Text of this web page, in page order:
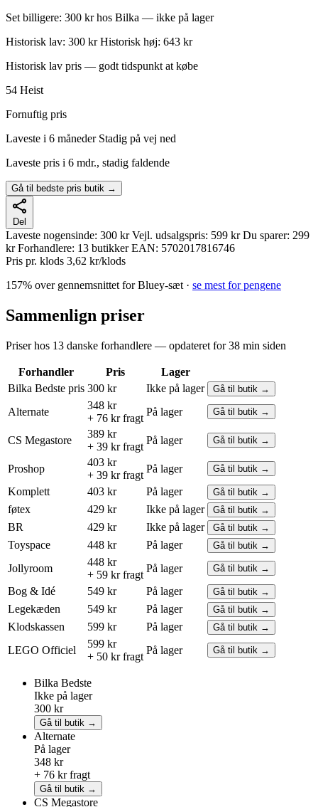
Set billigere: 300 kr hos Bilka — ikke på lager
Historisk lav: 300 kr Historisk høj: 643 kr
Historisk lav pris — godt tidspunkt at købe
54 Heist
Fornuftig pris
Laveste i 6 måneder Stadig på vej ned
Laveste pris i 6 mdr., stadig faldende
Gå til bedste pris butik →
Del
Laveste nogensinde: 300 kr Vejl. udsalgspris: 599 kr Du sparer: 299
kr Forhandlere: 13 butikker EAN: 5702017816746
Pris pr. klods 3,62 kr/klods
157% over gennemsnittet for Bluey-sæt · se mest for pengene
Sammenlign priser
Priser hos 13 danske forhandlere — opdateret for 38 min siden
Forhandler Pris
Lager
Bilka Bedste pris 300 kr Ikke på lager Gå til butik →
Alternate
348 kr
+ 76 kr fragt
På lager Gå til butik →
CS Megastore
389 kr
+ 39 kr fragt
På lager Gå til butik →
Proshop
403 kr
+ 39 kr fragt
På lager Gå til butik →
Komplett 403 kr På lager Gå til butik →
føtex 429 kr Ikke på lager Gå til butik →
BR 429 kr Ikke på lager Gå til butik →
Toyspace 448 kr På lager Gå til butik →
Jollyroom
448 kr
+ 59 kr fragt
På lager Gå til butik →
Bog & Idé 549 kr På lager Gå til butik →
Legekæden 549 kr På lager Gå til butik →
Klodskassen 599 kr På lager Gå til butik →
LEGO Officiel
599 kr
+ 50 kr fragt
På lager Gå til butik →
Bilka Bedste
Ikke på lager
300 kr
Gå til butik →
Alternate
På lager
348 kr
+ 76 kr fragt
Gå til butik →
CS Megastore